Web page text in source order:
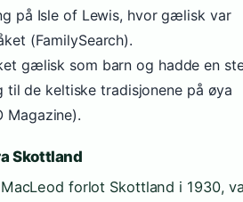
på Isle of Lewis, hvor gælisk var
(FamilySearch).
gælisk som barn og hadde en
til de keltiske tradisjonene på øya
Magazine).
Skottland
forlot Skottland i 1930,